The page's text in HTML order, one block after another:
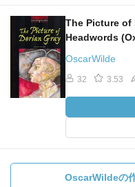
The Picture of
Headwords
OscarWilde
32 3.53
OscarWildeの